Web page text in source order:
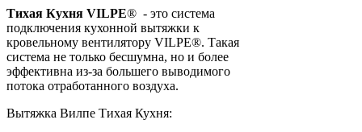
Тихая Кухня VILPE® - это система
подключения кухонной вытяжки к
кровельному вентилятору VILPE®. Такая
система не только бесшумна, но и более
эффективна из-за большего выводимого
потока отработанного воздуха.
Вытяжка Вилпе Тихая Кухня: